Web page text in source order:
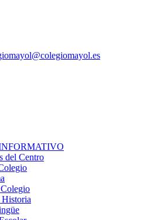
del Centro